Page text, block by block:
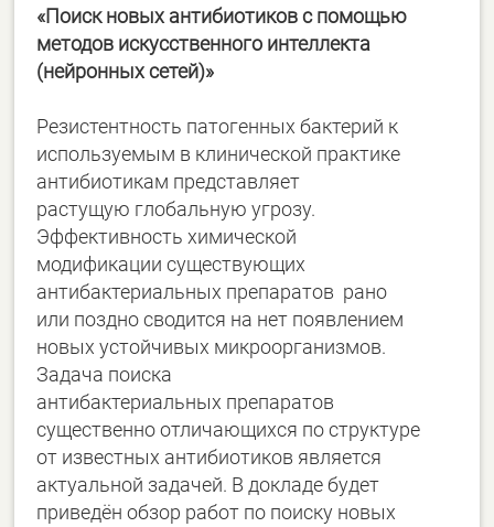
«Поиск новых антибиотиков с помощью
методов искусственного интеллекта
(нейронных сетей)»
Резистентность патогенных бактерий к
используемым в клинической практике
антибиотикам представляет
растущую глобальную угрозу.
Эффективность химической
модификации существующих
антибактериальных препаратов рано
или поздно сводится на нет появлением
новых устойчивых микроорганизмов.
Задача поиска
антибактериальных препаратов
существенно отличающихся по структуре
от известных антибиотиков является
актуальной задачей. В докладе будет
приведён обзор работ по поиску новых